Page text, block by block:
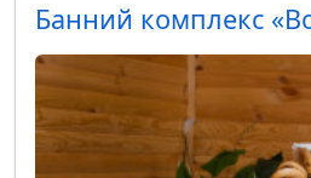
Банний комплекс